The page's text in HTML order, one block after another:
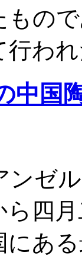
の
行わ
中国
ンゼ
ら四
にあ